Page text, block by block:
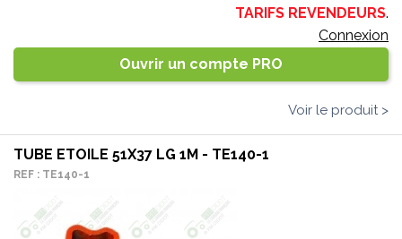
TARIFS REVENDEURS.
Connexion
Ouvrir un compte PRO
Voir le produit >
TUBE ETOILE 51X37 LG 1M - TE140-1
REF : TE140-1